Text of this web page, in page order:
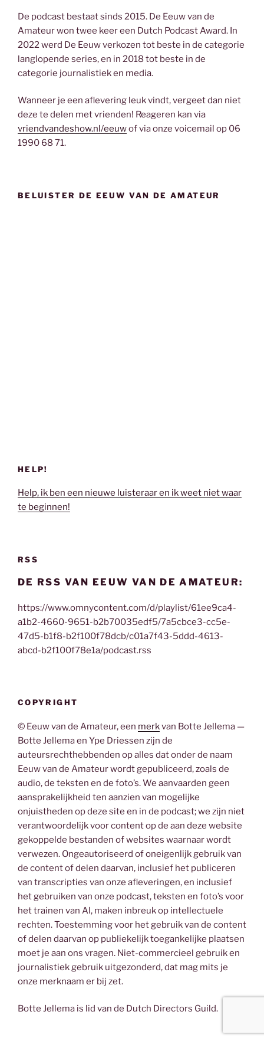
De podcast bestaat sinds 2015. De Eeuw van de
Amateur won twee keer een Dutch Podcast Award. In
2022 werd De Eeuw verkozen tot beste in de categorie
langlopende series, en in 2018 tot beste in de
categorie journalistiek en media.
Wanneer je een aflevering leuk vindt, vergeet dan niet
deze te delen met vrienden! Reageren kan via
vriendvandeshow.nl/eeuwof via onze voicemail op 06
1990 68 71.
BELUISTER DE EEUW VAN DE AMATEUR
HELP!
Help, ik ben een nieuwe luisteraar en ik weet niet waar
te beginnen!
RSS
DE RSS VAN EEUW VAN DE AMATEUR:
https://www.omnycontent.com/d/playlist/61ee9ca4-
a1b2-4660-9651-b2b70035edf5/7a5cbce3-cc5e-
47d5-b1f8-b2f100f78dcb/c01a7f43-5ddd-4613-
abcd-b2f100f78e1a/podcast.rss
COPYRIGHT
© Eeuw van de Amateur, een merkvan Botte Jellema —
Botte Jellema en Ype Driessen zijn de
auteursrechthebbenden op alles dat onder de naam
Eeuw van de Amateur wordt gepubliceerd, zoals de
audio, de teksten en de foto’s. We aanvaarden geen
aansprakelijkheid ten aanzien van mogelijke
onjuistheden op deze site en in de podcast; we zijn niet
verantwoordelijk voor content op de aan deze website
gekoppelde bestanden of websites waarnaar wordt
verwezen. Ongeautoriseerd of oneigenlijk gebruik van
de content of delen daarvan, inclusief het publiceren
van transcripties van onze afleveringen, en inclusief
het gebruiken van onze podcast, teksten en foto’s voor
het trainen van AI, maken inbreuk op intellectuele
rechten. Toestemming voor het gebruik van de content
of delen daarvan op publiekelijk toegankelijke plaatsen
moet je aan ons vragen. Niet-commercieel gebruik en
journalistiek gebruik uitgezonderd, dat mag mits je
onze merknaam er bij zet.
Botte Jellema is lid van de Dutch Directors Guild.